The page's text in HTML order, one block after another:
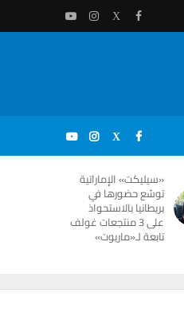
«سيليكت» الإماراتية
توسّع حضورها في
بريطانيا بالاستحواذ
على 3 منتجعات غولف
تابعة لـ«ماريوت»